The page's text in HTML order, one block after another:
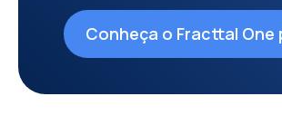
Conheça o Fracttal One